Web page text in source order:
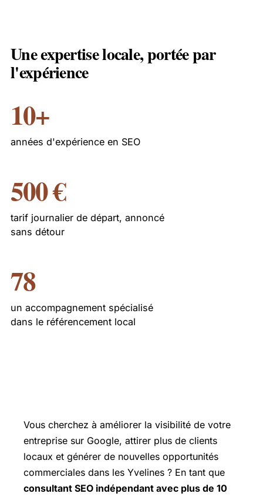
Une expertise locale, portée par
l'expérience
10+
années d'expérience en SEO
500 €
tarif journalier de départ, annoncé
sans détour
78
un accompagnement spécialisé
dans le référencement local
Vous cherchez à améliorer la visibilité de votre
entreprise sur Google, attirer plus de clients
locaux et générer de nouvelles opportunités
commerciales dans les Yvelines ? En tant que
consultant SEO indépendant avec plus de 10